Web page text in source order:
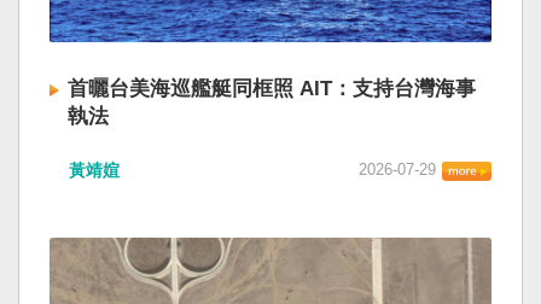
首曬台美海巡艦艇同框照 AIT：支持台灣海事
執法
黃靖媗 2026-07-29